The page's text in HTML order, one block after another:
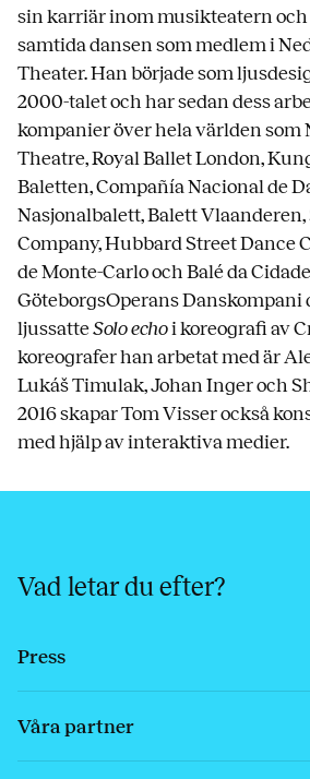
sin karriär inom musikteatern
samtida dansen som medlem i
Theater. Han började som
2000-talet och har sedan dess
kompanier över hela världen som
Theatre, Royal Ballet London,
Baletten, Compañía Nacional de
Nasjonalbalett, Balett
Company, Hubbard Street Dance
de Monte-Carlo och Balé da
GöteborgsOperans Danskompani
ljussatteSolo echoi koreografi av
koreografer han arbetat med är
Lukáš Timulak, Johan Inger och
2016 skapar Tom Visser också
med hjälp av interaktiva medier.
Vad letar du efter?
Press
Våra partner